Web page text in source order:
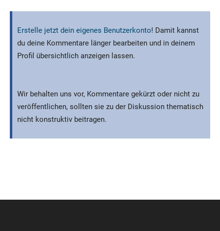
Erstelle jetzt dein eigenes Benutzerkonto! Damit kannst
du deine Kommentare länger bearbeiten und in deinem
Profil übersichtlich anzeigen lassen.
Wir behalten uns vor, Kommentare gekürzt oder nicht zu
veröffentlichen, sollten sie zu der Diskussion thematisch
nicht konstruktiv beitragen.